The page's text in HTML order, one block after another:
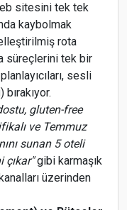
sitesini tek tek
kaybolmak
rota
süreçlerini tek bir
sesli
gluten-free
ve Temmuz
sunan 5 oteli
çıkar"gibi karmaşık
üzerinden